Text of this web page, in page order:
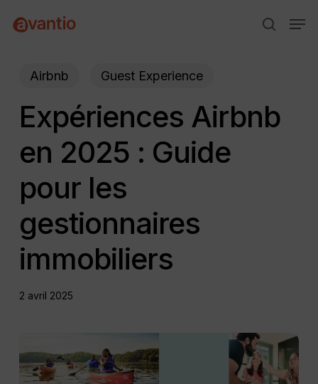
search
Airbnb Guest Experience
Expériences Airbnb
en 2025 : Guide
pour les
gestionnaires
immobiliers
2 avril 2025